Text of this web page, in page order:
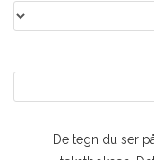
De tegn du ser